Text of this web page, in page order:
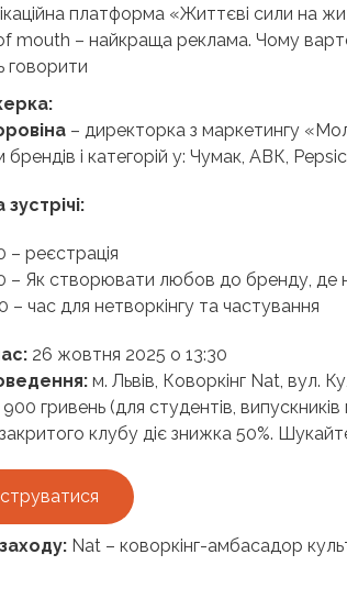
платформа «Життєві сили на
mouth – найкраща реклама. Чому
говорити
– директорка з маркетингу
і категорій у: Чумак, АВК,
– реєстрація
– Як створювати любов до бренду, де
– час для нетворкінгу та частування
26 жовтня 2025 о 13:30
м. Львів, Коворкінг Nat, вул.
900 гривень (для студентів,
клубу діє знижка 50%.
Nat – коворкінг-амбасадор